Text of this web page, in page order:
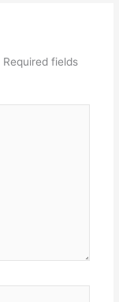
Required fields